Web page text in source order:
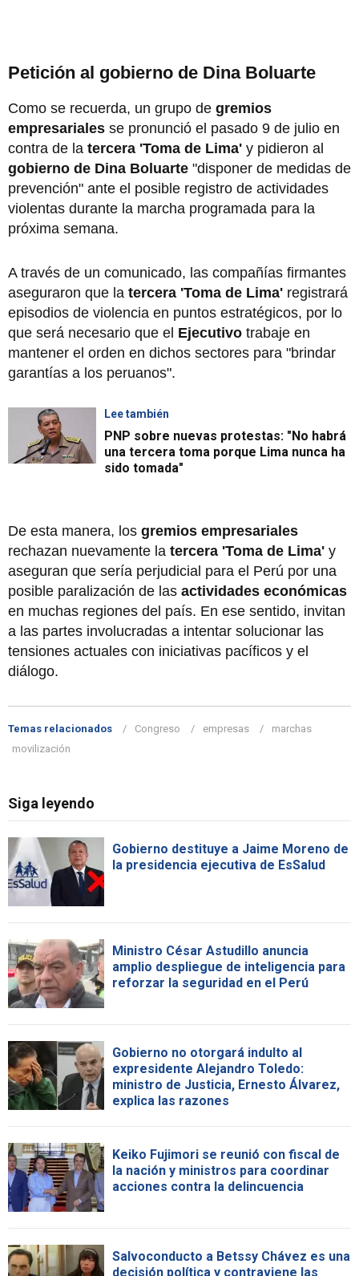
Petición al gobierno de Dina Boluarte
Como se recuerda, un grupo de gremios
empresariales se pronunció el pasado 9 de julio en
contra de la tercera 'Toma de Lima' y pidieron al
gobierno de Dina Boluarte "disponer de medidas de
prevención" ante el posible registro de actividades
violentas durante la marcha programada para la
próxima semana.
A través de un comunicado, las compañías firmantes
aseguraron que la tercera 'Toma de Lima' registrará
episodios de violencia en puntos estratégicos, por lo
que será necesario que el Ejecutivo trabaje en
mantener el orden en dichos sectores para "brindar
garantías a los peruanos".
Lee también
PNP sobre nuevas protestas: "No habrá
una tercera toma porque Lima nunca ha
sido tomada"
De esta manera, los gremios empresariales
rechazan nuevamente la tercera 'Toma de Lima' y
aseguran que sería perjudicial para el Perú por una
posible paralización de las actividades económicas
en muchas regiones del país. En ese sentido, invitan
a las partes involucradas a intentar solucionar las
tensiones actuales con iniciativas pacíficos y el
diálogo.
Temas relacionados Congreso empresas
marchas
movilización
Siga leyendo
Gobierno destituye a Jaime Moreno de
la presidencia ejecutiva de EsSalud
Ministro César Astudillo anuncia
amplio despliegue de inteligencia para
reforzar la seguridad en el Perú
Gobierno no otorgará indulto al
expresidente Alejandro Toledo:
ministro de Justicia, Ernesto Álvarez,
explica las razones
Keiko Fujimori se reunió con fiscal de
la nación y ministros para coordinar
acciones contra la delincuencia
Salvoconducto a Betssy Chávez es una
decisión política y contraviene las